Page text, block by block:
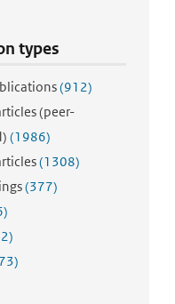
types
(912)
(peer-
(1986)
(1308)
(377)